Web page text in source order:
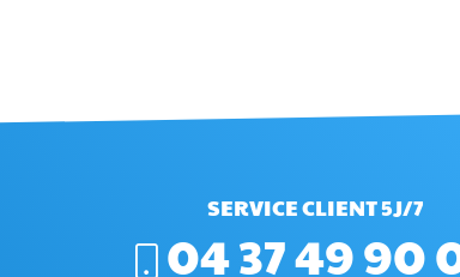
SERVICE CLIENT 5J/7
04 37 49 90